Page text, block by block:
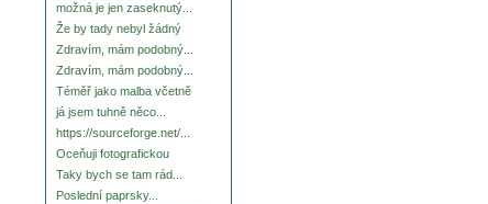
možná je jen zaseknutý...
Že by tady nebyl žádný
Zdravím, mám podobný...
Zdravím, mám podobný...
Téměř jako malba včetně
já jsem tuhně něco...
https://sourceforge.net/...
Oceňuji fotografickou
Taky bych se tam rád...
Poslední paprsky...